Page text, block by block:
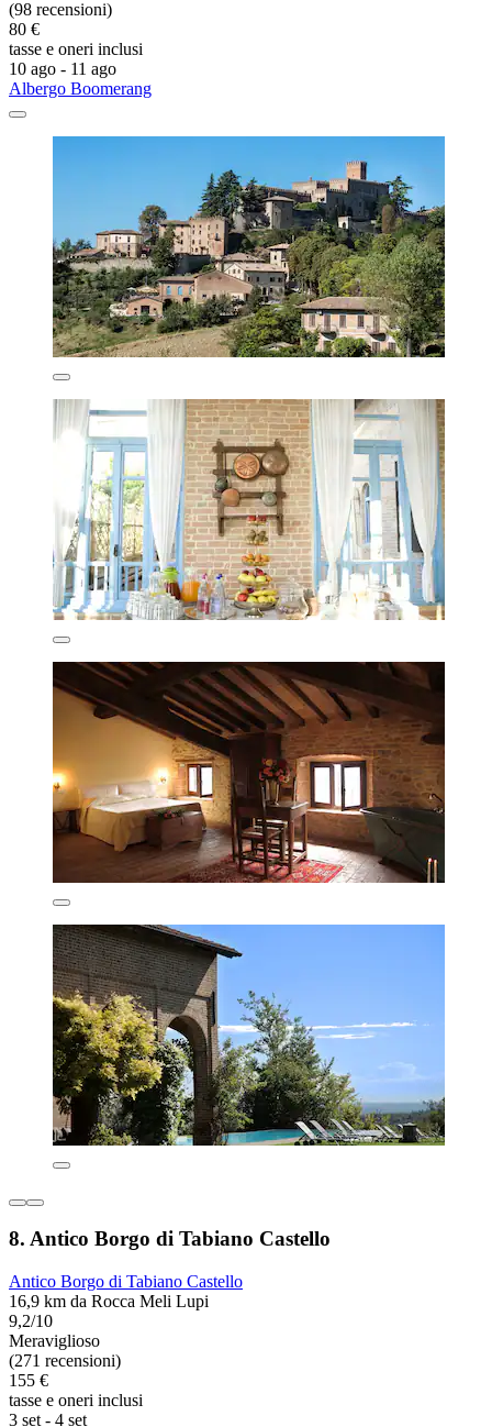
(98 recensioni)
80 €
tasse e oneri inclusi
10 ago - 11 ago
Albergo Boomerang
8. Antico Borgo di Tabiano Castello
Antico Borgo di Tabiano Castello
16,9 km da Rocca Meli Lupi
9,2/10
Meraviglioso
(271 recensioni)
155 €
tasse e oneri inclusi
3 set - 4 set